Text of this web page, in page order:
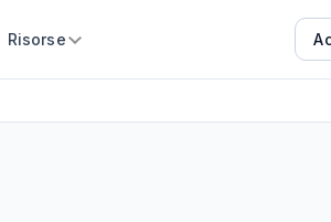
Risorse